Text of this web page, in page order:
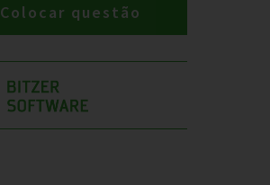
Colocar questão